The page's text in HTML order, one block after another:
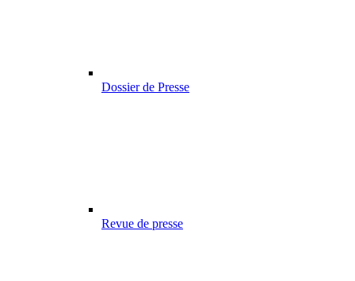
Dossier de Presse
Revue de presse